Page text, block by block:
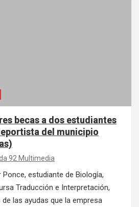
becas a dos estudiantes
del municipio
92 Multimedia
estudiante de Biología,
Traducción e Interpretación,
las ayudas que la empresa